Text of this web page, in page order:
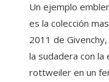
Un ejemplo
es la colección
2011 de
la sudadera con la
rottweiler en un